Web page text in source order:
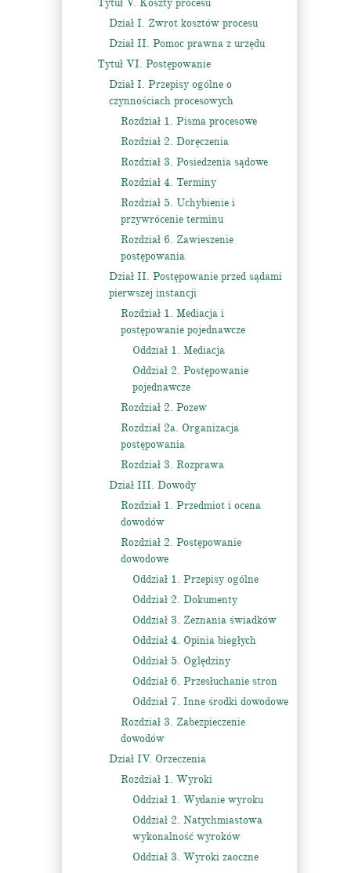
Tytuł V. Koszty procesu
Dział I. Zwrot kosztów procesu
Dział II. Pomoc prawna z urzędu
Tytuł VI. Postępowanie
Dział I. Przepisy ogólne o
czynnościach procesowych
Rozdział 1. Pisma procesowe
Rozdział 2. Doręczenia
Rozdział 3. Posiedzenia sądowe
Rozdział 4. Terminy
Rozdział 5. Uchybienie i
przywrócenie terminu
Rozdział 6. Zawieszenie
postępowania
Dział II. Postępowanie przed sądami
pierwszej instancji
Rozdział 1. Mediacja i
postępowanie pojednawcze
Oddział 1. Mediacja
Oddział 2. Postępowanie
pojednawcze
Rozdział 2. Pozew
Rozdział 2a. Organizacja
postępowania
Rozdział 3. Rozprawa
Dział III. Dowody
Rozdział 1. Przedmiot i ocena
dowodów
Rozdział 2. Postępowanie
dowodowe
Oddział 1. Przepisy ogólne
Oddział 2. Dokumenty
Oddział 3. Zeznania świadków
Oddział 4. Opinia biegłych
Oddział 5. Oględziny
Oddział 6. Przesłuchanie stron
Oddział 7. Inne środki dowodowe
Rozdział 3. Zabezpieczenie
dowodów
Dział IV. Orzeczenia
Rozdział 1. Wyroki
Oddział 1. Wydanie wyroku
Oddział 2. Natychmiastowa
wykonalność wyroków
Oddział 3. Wyroki zaoczne